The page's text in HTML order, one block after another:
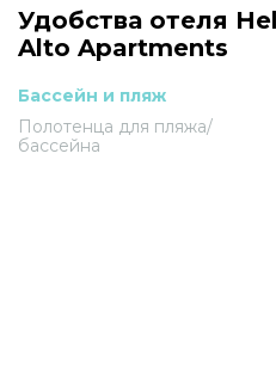
Удобства отеля
Alto Apartments
Бассейн и пляж
Полотенца для пляжа/
бассейна